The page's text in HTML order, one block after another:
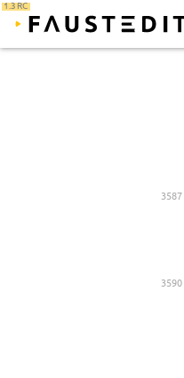
1.3 RC
3587
3590